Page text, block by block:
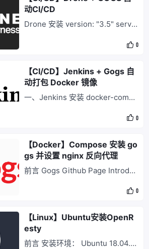
动CI/CD
Drone 安装 version: "3.5" servic
0
【CI/CD】Jenkins + Gogs 自
动打包 Docker 镜像
一、Jenkins 安装 docker-compo
me
0
【Docker】Compose 安装 go
gs 并设置 nginx 反向代理
前言 Gogs Github Page Introduc
restart: always
0
【Linux】Ubuntu安装OpenR
esty
前言 安装环境： Ubuntu 18.04.3